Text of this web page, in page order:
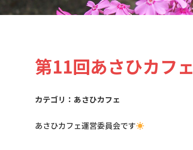
第11回あさひカフェ
あさひカフェ
あさひカフェ運営委員会です